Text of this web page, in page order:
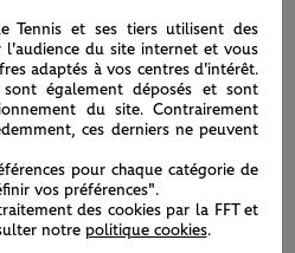
et Tagger, la relève couronnée
des belles choses
royale confirmation
messieurs : écrire un peu plus
Tennis et ses tiers utilisent des
l'audience du site internet et vous
adaptés à vos centres d'intérêt.
sont également déposés et sont
du site. Contrairement
ces derniers ne peuvent
pour chaque catégorie de
vos préférences".
des cookies par la FFT et
notre politique cookies.